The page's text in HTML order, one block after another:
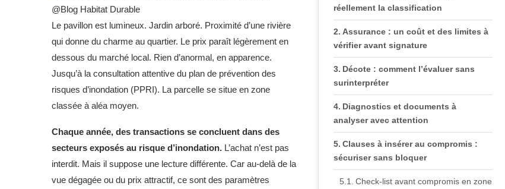
réellement la classification
Assurance : un coût et des limites à
vérifier avant signature
Décote : comment l’évaluer sans
surinterpréter
Diagnostics et documents à
analyser avec attention
Clauses à insérer au compromis :
sécuriser sans bloquer
Check-list avant compromis en zone
@Blog Habitat Durable
Le pavillon est lumineux. Jardin arboré. Proximité d’une rivière
qui donne du charme au quartier. Le prix paraît légèrement en
dessous du marché local. Rien d’anormal, en apparence.
Jusqu’à la consultation attentive du plan de prévention des
risques d’inondation (PPRI). La parcelle se situe en zone
classée à aléa moyen.
Chaque année, des transactions se concluent dans des
secteurs exposés au risque d’inondation. L’achat n’est pas
interdit. Mais il suppose une lecture différente. Car au-delà de la
vue dégagée ou du prix attractif, ce sont des paramètres